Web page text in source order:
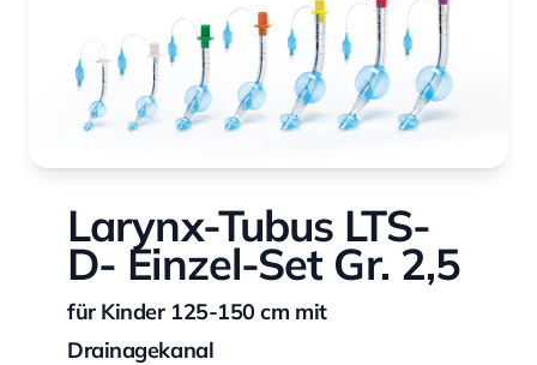
Larynx-Tubus LTS-
D- Einzel-Set Gr. 2,5
für Kinder 125-150 cm mit
Drainagekanal